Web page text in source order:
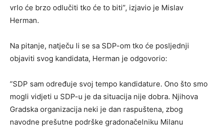
vrlo će brzo odlučiti tko će to biti”, izjavio je Mislav
Herman.
Na pitanje, natječu li se sa SDP-om tko će posljednji
objaviti svog kandidata, Herman je odgovorio:
“SDP sam određuje svoj tempo kandidature. Ono što smo
mogli vidjeti u SDP-u je da situacija nije dobra. Njihova
Gradska organizacija neki je dan raspuštena, zbog
navodne prešutne podrške gradonačelniku Milanu